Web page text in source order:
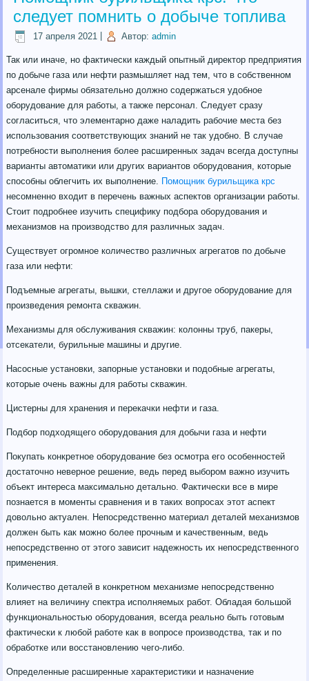
следует помнить о добыче топлива
17 апреля 2021 Автор: admin
Так или иначе, но фактически каждый опытный директор предприятия
по добыче газа или нефти размышляет над тем, что в собственном
арсенале фирмы обязательно должно содержаться удобное
оборудование для работы, а также персонал. Следует сразу
согласиться, что элементарно даже наладить рабочие места без
использования соответствующих знаний не так удобно. В случае
потребности выполнения более расширенных задач всегда доступны
варианты автоматики или других вариантов оборудования, которые
способны облегчить их выполнение. Помощник бурильщика крс
несомненно входит в перечень важных аспектов организации работы.
Стоит подробнее изучить специфику подбора оборудования и
механизмов на производство для различных задач.
Существует огромное количество различных агрегатов по добыче
газа или нефти:
Подъемные агрегаты, вышки, стеллажи и другое оборудование для
произведения ремонта скважин.
Механизмы для обслуживания скважин: колонны труб, пакеры,
отсекатели, бурильные машины и другие.
Насосные установки, запорные установки и подобные агрегаты,
которые очень важны для работы скважин.
Цистерны для хранения и перекачки нефти и газа.
Подбор подходящего оборудования для добычи газа и нефти
Покупать конкретное оборудование без осмотра его особенностей
достаточно неверное решение, ведь перед выбором важно изучить
объект интереса максимально детально. Фактически все в мире
познается в моменты сравнения и в таких вопросах этот аспект
довольно актуален. Непосредственно материал деталей механизмов
должен быть как можно более прочным и качественным, ведь
непосредственно от этого зависит надежность их непосредственного
применения.
Количество деталей в конкретном механизме непосредственно
влияет на величину спектра исполняемых работ. Обладая большой
функциональностью оборудования, всегда реально быть готовым
фактически к любой работе как в вопросе производства, так и по
обработке или восстановлению чего-либо.
Определенные расширенные характеристики и назначение